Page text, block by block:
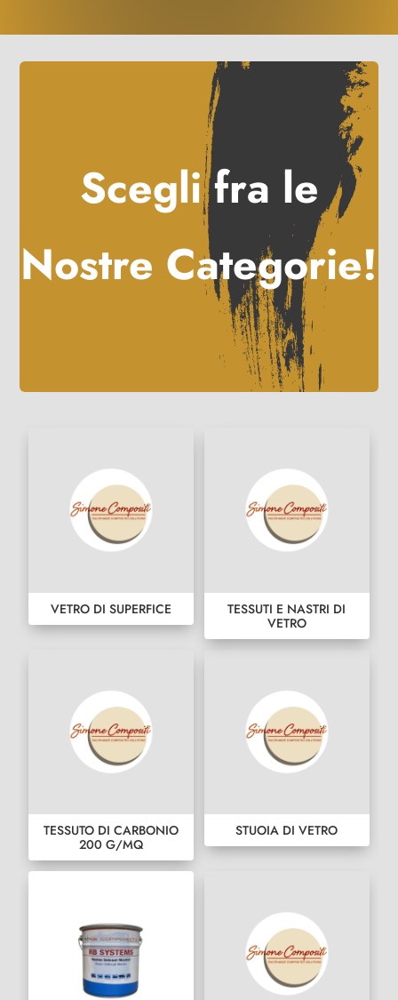
Scegli fra le
Nostre Categorie!
VETRO DI SUPERFICE
TESSUTI E NASTRI DI
VETRO
TESSUTO DI CARBONIO
200 G/MQ
STUOIA DI VETRO